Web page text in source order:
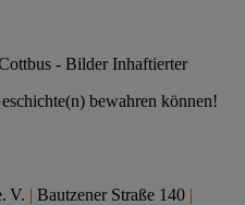
bewahren können!
V. | Bautzener Straße 140 |